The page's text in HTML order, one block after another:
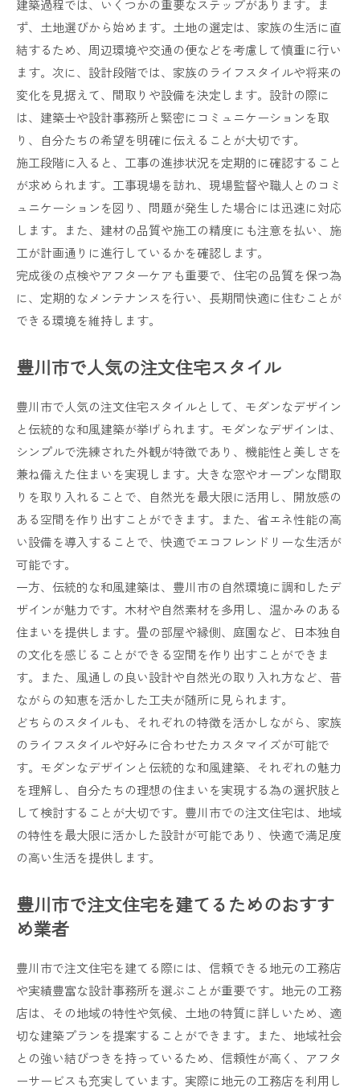
建築過程では、いくつかの重要なステップがあります。ま
ず、土地選びから始めます。土地の選定は、家族の生活に直
結するため、周辺環境や交通の便などを考慮して慎重に行い
ます。次に、設計段階では、家族のライフスタイルや将来の
変化を見据えて、間取りや設備を決定します。設計の際に
は、建築士や設計事務所と緊密にコミュニケーションを取
り、自分たちの希望を明確に伝えることが大切です。
施工段階に入ると、工事の進捗状況を定期的に確認すること
が求められます。工事現場を訪れ、現場監督や職人とのコミ
ュニケーションを図り、問題が発生した場合には迅速に対応
します。また、建材の品質や施工の精度にも注意を払い、施
工が計画通りに進行しているかを確認します。
完成後の点検やアフターケアも重要で、住宅の品質を保つ為
に、定期的なメンテナンスを行い、長期間快適に住むことが
できる環境を維持します。
豊川市で人気の注文住宅スタイル
豊川市で人気の注文住宅スタイルとして、モダンなデザイン
と伝統的な和風建築が挙げられます。モダンなデザインは、
シンプルで洗練された外観が特徴であり、機能性と美しさを
兼ね備えた住まいを実現します。大きな窓やオープンな間取
りを取り入れることで、自然光を最大限に活用し、開放感の
ある空間を作り出すことができます。また、省エネ性能の高
い設備を導入することで、快適でエコフレンドリーな生活が
可能です。
一方、伝統的な和風建築は、豊川市の自然環境に調和したデ
ザインが魅力です。木材や自然素材を多用し、温かみのある
住まいを提供します。畳の部屋や縁側、庭園など、日本独自
の文化を感じることができる空間を作り出すことができま
す。また、風通しの良い設計や自然光の取り入れ方など、昔
ながらの知恵を活かした工夫が随所に見られます。
どちらのスタイルも、それぞれの特徴を活かしながら、家族
のライフスタイルや好みに合わせたカスタマイズが可能で
す。モダンなデザインと伝統的な和風建築、それぞれの魅力
を理解し、自分たちの理想の住まいを実現する為の選択肢と
して検討することが大切です。豊川市での注文住宅は、地域
の特性を最大限に活かした設計が可能であり、快適で満足度
の高い生活を提供します。
豊川市で注文住宅を建てるためのおすす
め業者
豊川市で注文住宅を建てる際には、信頼できる地元の工務店
や実績豊富な設計事務所を選ぶことが重要です。地元の工務
店は、その地域の特性や気候、土地の特質に詳しいため、適
切な建築プランを提案することができます。また、地域社会
との強い結びつきを持っているため、信頼性が高く、アフタ
ーサービスも充実しています。実際に地元の工務店を利用し